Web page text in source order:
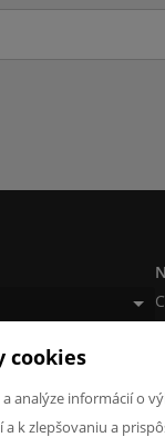
cookies
analýze informácií o
k zlepšovaniu a